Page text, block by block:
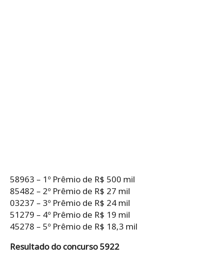
58963 – 1º Prêmio de R$ 500 mil
85482 – 2º Prêmio de R$ 27 mil
03237 – 3º Prêmio de R$ 24 mil
51279 – 4º Prêmio de R$ 19 mil
45278 – 5º Prêmio de R$ 18,3 mil
Resultado do concurso 5922